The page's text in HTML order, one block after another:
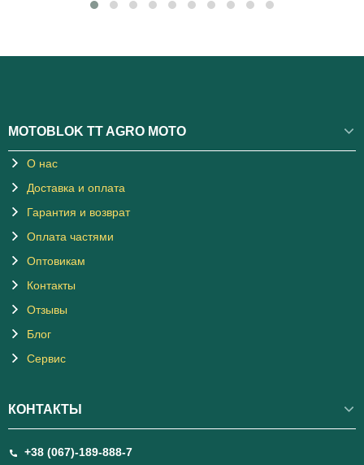
MOTOBLOK TT AGRO MOTO
О нас
Доставка и оплата
Гарантия и возврат
Оплата частями
Оптовикам
Контакты
Отзывы
Блог
Сервис
КОНТАКТЫ
+38 (067)-189-888-7